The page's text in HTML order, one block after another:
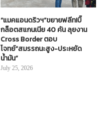
“แมคแอนดริวฯ”ขยายฟลีท!บิ๊
กล็อตสแกนเนีย 40 คัน ลุยงาน
Cross Border ตอบ
โจทย์“สมรรถนะสูง-ประหยัด
น้ำมัน”
July 25, 2026